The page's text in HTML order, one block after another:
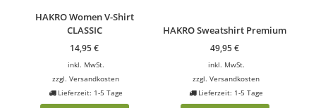
HAKRO Women V-Shirt
CLASSIC
14,95€
inkl. MwSt.
zzgl.Versandkosten
Lieferzeit: 1-5 Tage
HAKRO Sweatshirt Premium
49,95€
inkl. MwSt.
zzgl.Versandkosten
Lieferzeit: 1-5 Tage